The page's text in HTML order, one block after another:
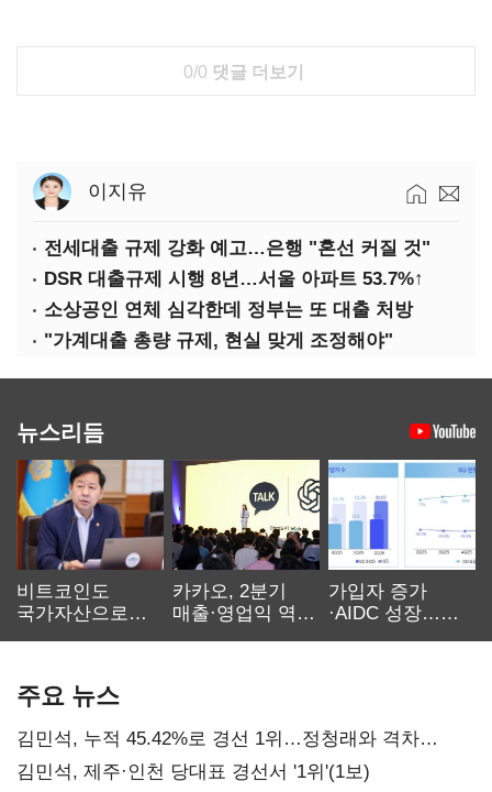
0/0 댓글 더보기
이지유
전세대출 규제 강화 예고…은행 "혼선 커질 것"
DSR 대출규제 시행 8년…서울 아파트 53.7%↑
소상공인 연체 심각한데 정부는 또 대출 처방
"가계대출 총량 규제, 현실 맞게 조정해야"
뉴스리듬
비트코인도
국가자산으로…'
카카오, 2분기
매출·영업익 역대
가입자 증가
·AIDC 성장…
주요 뉴스
김민석, 누적 45.42%로 경선 1위…정청래와 격차
0.86%p(2보)
김민석, 제주·인천 당대표 경선서 '1위'(1보)